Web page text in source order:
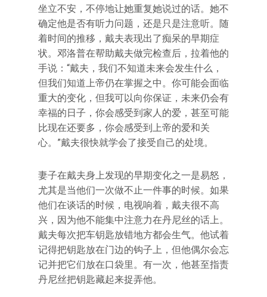
坐立不安，不停地让她重复她说过的话。她不
确定他是否有听力问题，还是只是注意听。随
着时间的推移，戴夫表现出了痴呆的早期症
状。邓洛普在帮助戴夫做完检查后，拉着他的
手说：“戴夫，我们不知道未来会发生什么，
但我们知道上帝仍在掌握之中。你可能会面临
重大的变化，但我可以向你保证，未来仍会有
幸福的日子，你会感受到家人的爱，甚至可能
比现在还要多，你会感受到上帝的爱和关
心。”戴夫很快就学会了接受自己的处境。
妻子在戴夫身上发现的早期变化之一是易怒，
尤其是当他们一次做不止一件事的时候。如果
他们在谈话的时候，电视响着，戴夫很不高
兴，因为他不能集中注意力在丹尼丝的话上。
戴夫每次把车钥匙放错地方都会生气。他试着
记得把钥匙放在门边的钩子上，但他偶尔会忘
记并把它们放在口袋里。有一次，他甚至指责
丹尼丝把钥匙藏起来捉弄他。